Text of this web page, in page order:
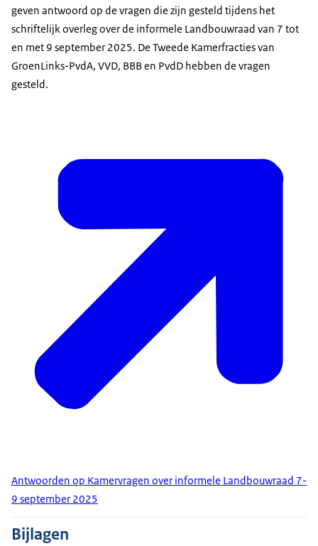
geven antwoord op de vragen die zijn gesteld tijdens het
schriftelijk overleg over de informele Landbouwraad van 7 tot
en met 9 september 2025. De Tweede Kamerfracties van
GroenLinks-PvdA, VVD, BBB en PvdD hebben de vragen
gesteld.
Antwoorden op Kamervragen over informele Landbouwraad 7-
9 september 2025
Bijlagen